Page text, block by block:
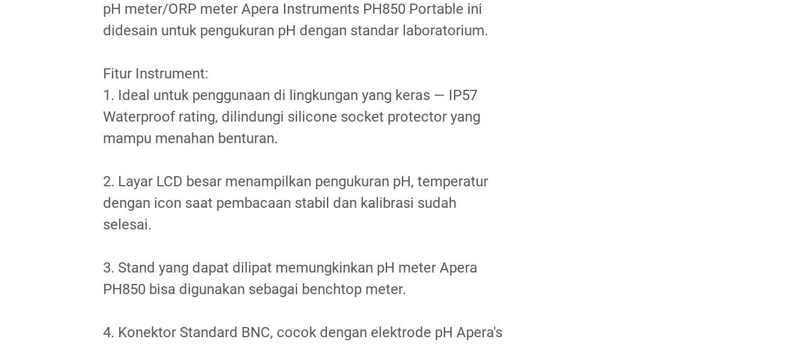
pH meter/ORP meter Apera Instruments PH850 Portable ini
didesain untuk pengukuran pH dengan standar laboratorium.
Fitur Instrument:
1. Ideal untuk penggunaan di lingkungan yang keras — IP57
Waterproof rating, dilindungi silicone socket protector yang
mampu menahan benturan.
2. Layar LCD besar menampilkan pengukuran pH, temperatur
dengan icon saat pembacaan stabil dan kalibrasi sudah
selesai.
3. Stand yang dapat dilipat memungkinkan pH meter Apera
PH850 bisa digunakan sebagai benchtop meter.
4. Konektor Standard BNC, cocok dengan elektrode pH Apera's